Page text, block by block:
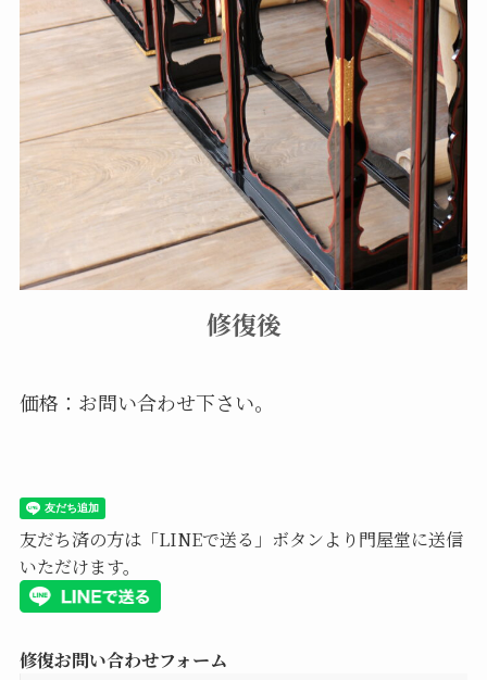
修復後
価格：お問い合わせ下さい。
友だち済の方は「LINEで送る」ボタンより門屋堂に送信
いただけます。
修復お問い合わせフォーム